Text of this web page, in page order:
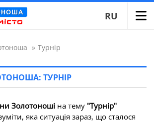
RU
» Турнір
ТУРНІР
Золотоноші на тему "Турнір"
яка ситуація зараз, що сталося